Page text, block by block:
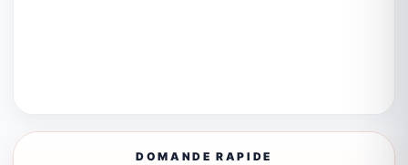
DOMANDE RAPIDE